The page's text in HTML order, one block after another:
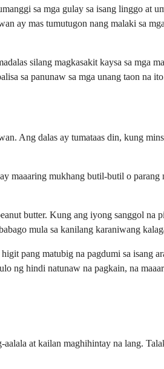
sa mga gulay sa isang linggo at
ay mas tumutugon nang malaki sa
silang magkasakit kaysa sa mga
sa panunaw sa mga unang taon na
Ang dalas ay tumataas din, kung
maaaring mukhang butil-butil o
butter. Kung ang iyong sanggol na
mula sa kanilang karaniwang
pang matubig na pagdumi sa isang
ng hindi natunaw na pagkain, na
at kailan maghihintay na lang.